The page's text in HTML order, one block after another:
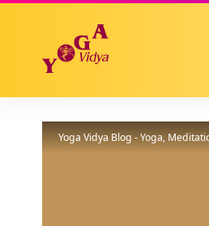
Yoga Vidya Blog - Yoga,